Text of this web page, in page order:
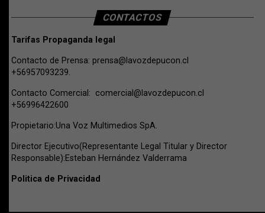
CONTACTOS
Tarifas Propaganda legal
Contacto de Prensa: prensa@lavozdepucon.cl
+56957093239.
Contacto Comercial: comercial@lavozdepucon.cl
+56996422600
Propietario:Una Voz Multimedios SpA.
Director Ejecutivo(Representante Legal Titular y Director
Responsable):Esteban Hernández Valderrama
Politica de Privacidad